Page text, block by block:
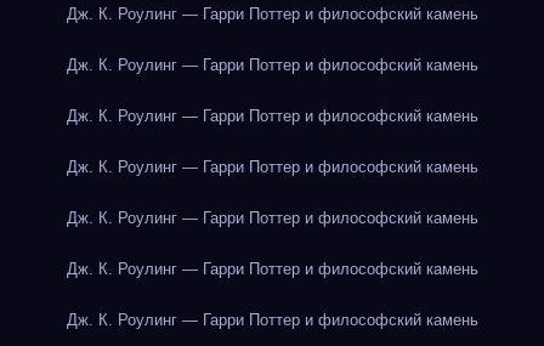
Дж. К. Роулинг — Гарри Поттер и философский камень
Дж. К. Роулинг — Гарри Поттер и философский камень
Дж. К. Роулинг — Гарри Поттер и философский камень
Дж. К. Роулинг — Гарри Поттер и философский камень
Дж. К. Роулинг — Гарри Поттер и философский камень
Дж. К. Роулинг — Гарри Поттер и философский камень
Дж. К. Роулинг — Гарри Поттер и философский камень